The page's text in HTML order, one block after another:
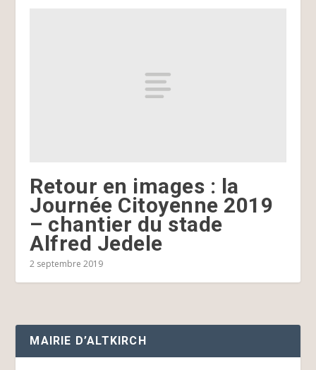
Retour en images : la
Journée Citoyenne 2019
– chantier du stade
Alfred Jedele
2 septembre 2019
MAIRIE D’ALTKIRCH